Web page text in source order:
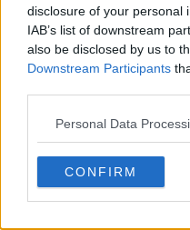
disclosure of your personal
IAB’s list of downstream
also be disclosed by us to
Downstream Participants
Personal Data
CONFIRM
7